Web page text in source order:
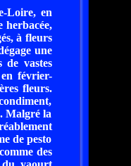
Loire, en
herbacée,
à fleurs
une
vastes
février-
fleurs.
Malgré la
de pesto
des